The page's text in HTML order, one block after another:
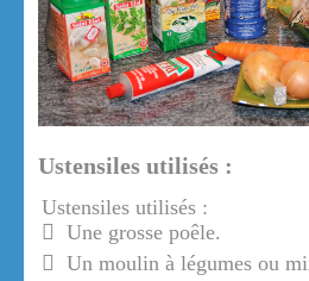
Ustensiles utilisés :
Ustensiles utilisés :
Une grosse poêle.
Un moulin à légumes ou